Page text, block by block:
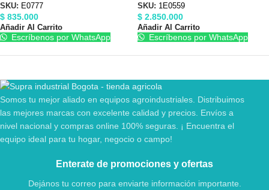
SKU: E0777
$ 835.000
Añadir Al Carrito
Escríbenos por WhatsApp
SKU: 1E0559
$ 2.850.000
Añadir Al Carrito
Escríbenos por WhatsApp
Somos tu mejor aliado en equipos agroindustriales. Distribuimos
las mejores marcas con excelente calidad y precios. Envíos a
nivel nacional y compras online 100% seguras. ¡ Encuentra el
equipo ideal para tu hogar, negocio o campo!
Enterate de promociones y ofertas
Dejános tu correo para enviarte información importante.